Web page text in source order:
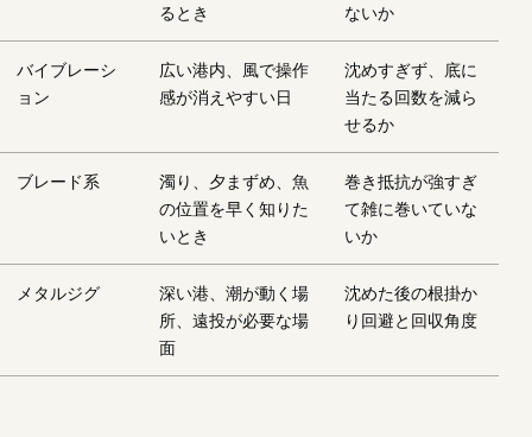
るとき
ないか
バイブレーシ
ョン
広い港内、風で操作
感が消えやすい日
沈めすぎず、底に
当たる回数を減ら
せるか
ブレード系
濁り、夕まずめ、魚
の位置を早く知りた
いとき
巻き抵抗が強すぎ
て雑に巻いていな
いか
メタルジグ
深い港、潮が動く場
所、遠投が必要な場
面
沈めた後の根掛か
り回避と回収角度